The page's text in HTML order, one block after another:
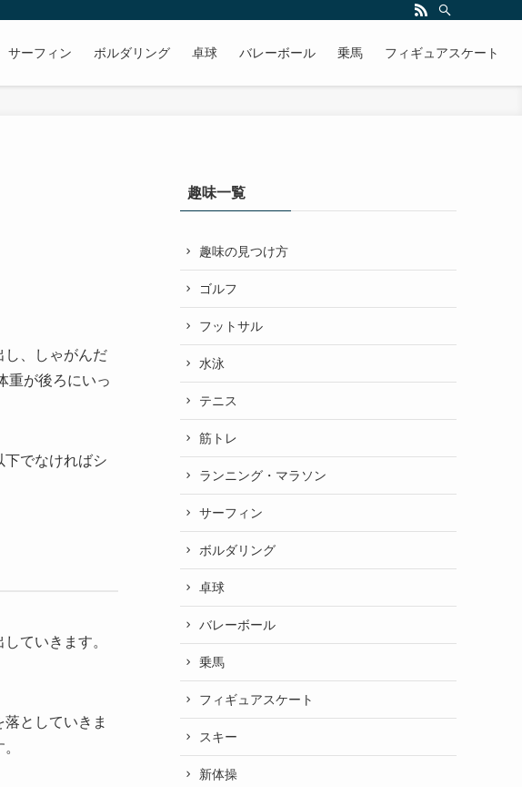
サーフィン ボルダリング 卓球 バレーボール 乗馬 フィギュアスケート
し、しゃがんだ
重が後ろにいっ
下でなければシ
ていきます。
としていきま
趣味一覧
趣味の見つけ方
ゴルフ
フットサル
水泳
テニス
筋トレ
ランニング・マラソン
サーフィン
ボルダリング
卓球
バレーボール
乗馬
フィギュアスケート
スキー
新体操